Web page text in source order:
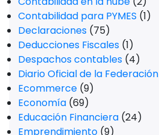
Contabilidad para PYMES (1)
Declaraciones (75)
Deducciones Fiscales (1)
Despachos contables (4)
Diario Oficial de la Federación
Ecommerce (9)
Economía (69)
Educación Financiera (24)
Emprendimiento (9)